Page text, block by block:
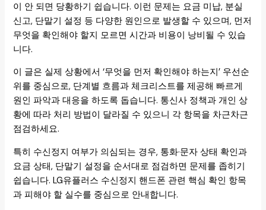
이 안 되면 당황하기 쉽습니다. 이런 문제는 요금 미납, 분실
신고, 단말기 설정 등 다양한 원인으로 발생할 수 있으며, 먼저
무엇을 확인해야 할지 모르면 시간과 비용이 낭비될 수 있습
니다.
이 글은 실제 상황에서 ‘무엇을 먼저 확인해야 하는지’ 우선순
위를 중심으로, 단계별 흐름과 체크리스트를 제공해 빠르게
원인 파악과 대응을 하도록 돕습니다. 통신사 정책과 개인 상
황에 따라 처리 방법이 달라질 수 있으니 각 항목을 차근차근
점검하세요.
특히 수신정지 여부가 의심되는 경우, 통화·문자 상태 확인과
요금 상태, 단말기 설정을 순서대로 점검하면 문제를 좁히기
쉽습니다. LG유플러스 수신정지 핸드폰 관련 핵심 확인 항목
과 피해야 할 실수를 중심으로 안내합니다.